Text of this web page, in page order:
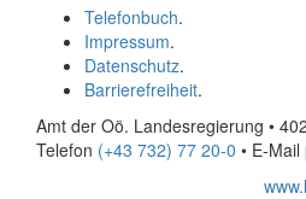
Telefonbuch.
Impressum.
Datenschutz.
Barrierefreiheit.
Amt der Oö. Landesregierung •
Telefon (+43 732) 77 20-0 • E-Mail